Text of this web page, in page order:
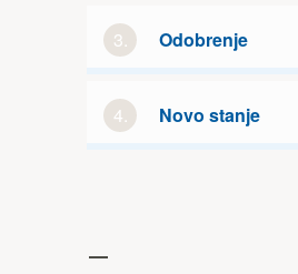
3. Odobrenje
4. Novo stanje